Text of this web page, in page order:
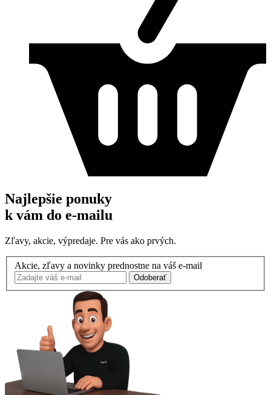
Najlepšie ponuky
k vám do e-mailu
Zľavy, akcie, výpredaje. Pre vás ako prvých.
Akcie, zľavy a novinky prednostne na váš e-mail
Odoberať